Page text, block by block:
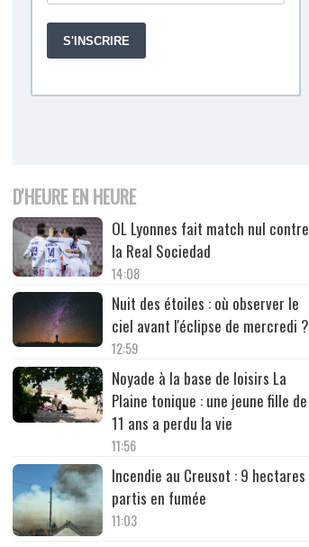
D'HEURE EN HEURE
OL Lyonnes fait match nul contre
la Real Sociedad
14:08
Nuit des étoiles : où observer le
ciel avant l'éclipse de mercredi ?
12:59
Noyade à la base de loisirs La
Plaine tonique : une jeune fille de
11 ans a perdu la vie
11:56
Incendie au Creusot : 9 hectares
partis en fumée
11:03